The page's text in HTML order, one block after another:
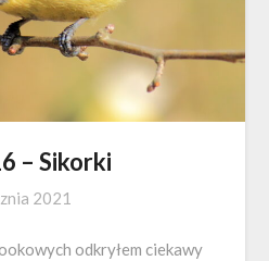
– Sikorki
2021
odkryłem ciekawy